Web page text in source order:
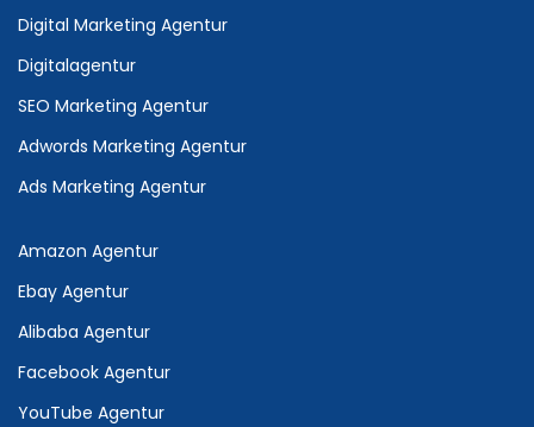
Digital Marketing Agentur
Digitalagentur
SEO Marketing Agentur
Adwords Marketing Agentur
Ads Marketing Agentur
Amazon Agentur
Ebay Agentur
Alibaba Agentur
Facebook Agentur
YouTube Agentur